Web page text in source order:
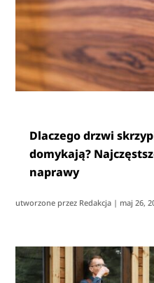
Dlaczego drzwi
domykają?
naprawy
utworzone przez Redakcja | maj 26,